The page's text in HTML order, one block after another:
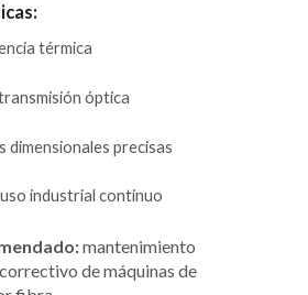
térmica
óptica
dimensionales precisas
industrial continuo
mantenimiento
de máquinas de